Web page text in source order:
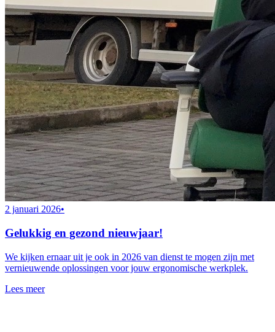
2 januari 2026•
Gelukkig en gezond nieuwjaar!
We kijken ernaar uit je ook in 2026 van dienst te mogen zijn met
vernieuwende oplossingen voor jouw ergonomische werkplek.
Lees meer